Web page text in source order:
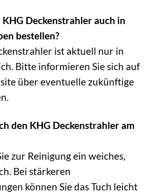
KHG Deckenstrahler auch in
bestellen?
ist aktuell nur in
Bitte informieren Sie sich auf
über eventuelle zukünftige
den KHG Deckenstrahler am
zur Reinigung ein weiches,
Bei stärkeren
können Sie das Tuch leicht